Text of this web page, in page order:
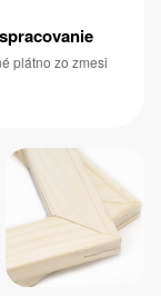
plátno zo zmesi